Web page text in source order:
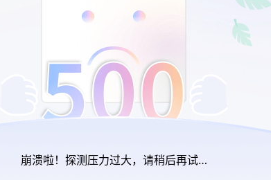
崩溃啦！探测压力过大，请稍后再试…